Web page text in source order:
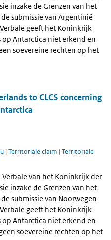
inzake de Grenzen van het
submissie van Argentinië
geeft het Koninkrijk
Antarctica niet erkend en
soevereine rechten op het
to CLCS concerning
| Territoriale claim | Territoriale
van het Koninkrijk der
inzake de Grenzen van het
submissie van Noorwegen
geeft het Koninkrijk
Antarctica niet erkend en
soevereine rechten op het